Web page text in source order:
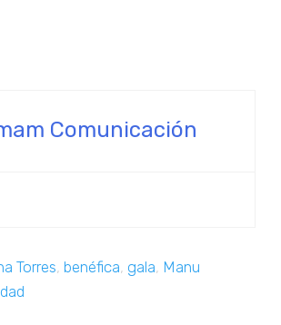
Comunicación
Torres,benéfica, gala, Manu